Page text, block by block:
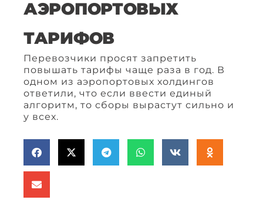
АЭРОПОРТОВЫХ
ТАРИФОВ
Перевозчики просят запретить
повышать тарифы чаще раза в год. В
одном из аэропортовых холдингов
ответили, что если ввести единый
алгоритм, то сборы вырастут сильно и
у всех.